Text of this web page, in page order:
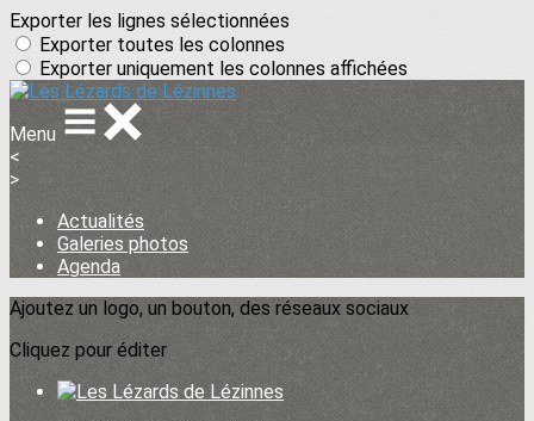
Exporter les lignes sélectionnées
Exporter toutes les colonnes
Exporter uniquement les colonnes affichées
Menu
<
>
Actualités
Galeries photos
Agenda
Ajoutez un logo, un bouton, des réseaux sociaux
Cliquez pour éditer